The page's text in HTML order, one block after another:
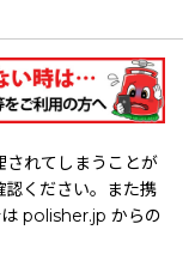
されてしまうことが
認ください。また携
polisher.jp からの